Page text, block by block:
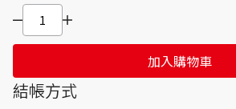
加入購物車
結帳方式